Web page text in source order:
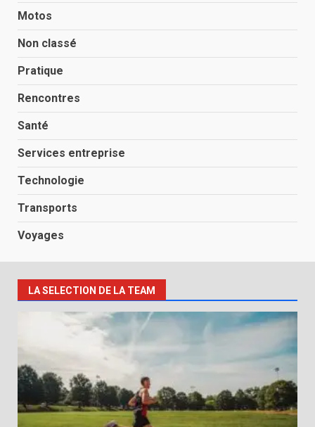
Motos
Non classé
Pratique
Rencontres
Santé
Services entreprise
Technologie
Transports
Voyages
LA SELECTION DE LA TEAM